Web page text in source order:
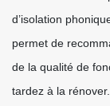
d’isolation
permet de
de la qualité de
tardez à la